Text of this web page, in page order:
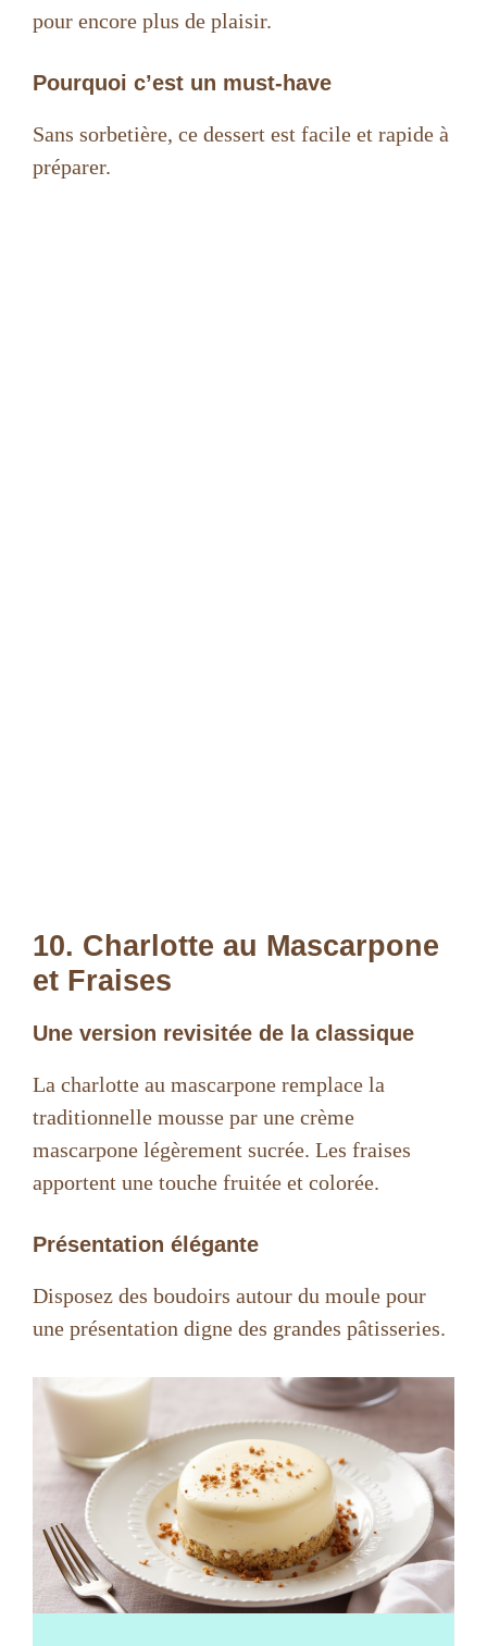
pour encore plus de plaisir.
Pourquoi c’est un must-have
Sans sorbetière, ce dessert est facile et rapide à
préparer.
10. Charlotte au Mascarpone
et Fraises
Une version revisitée de la classique
La charlotte au mascarpone remplace la
traditionnelle mousse par une crème
mascarpone légèrement sucrée. Les fraises
apportent une touche fruitée et colorée.
Présentation élégante
Disposez des boudoirs autour du moule pour
une présentation digne des grandes pâtisseries.